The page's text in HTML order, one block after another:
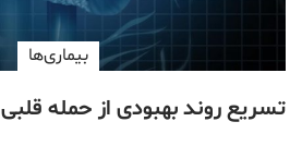
بیماری‌ها
تسریع روند بهبودی از حمله قلبی